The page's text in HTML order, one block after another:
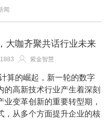
闻
大咖齐聚共话行业未来
1883 紫金智慧
算的崛起，新一轮的数字
高新技术行业产生着深刻
变革创新的重要转型期，
，从多个方面提升企业的核